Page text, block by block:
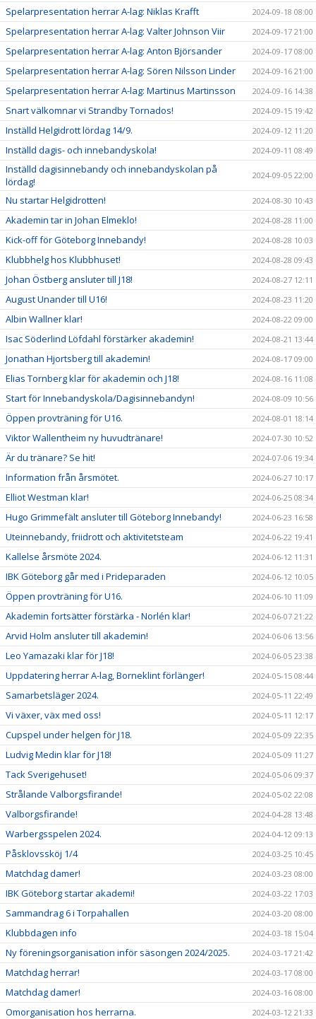
Spelarpresentation herrar A-lag: Niklas Krafft 2024-09-18 08:00
Spelarpresentation herrar A-lag: Valter Johnson Viir 2024-09-17 21:00
Spelarpresentation herrar A-lag: Anton Björsander 2024-09-17 08:00
Spelarpresentation herrar A-lag: Sören Nilsson Linder 2024-09-16 21:00
Spelarpresentation herrar A-lag: Martinus Martinsson 2024-09-16 14:38
Snart välkomnar vi Strandby Tornados! 2024-09-15 19:42
Inställd Helgidrott lördag 14/9. 2024-09-12 11:20
Inställd dagis- och innebandyskola! 2024-09-11 08:49
Inställd dagisinnebandy och innebandyskolan på
lördag!
2024-09-05 22:00
Nu startar Helgidrotten! 2024-08-30 10:43
Akademin tar in Johan Elmeklo! 2024-08-28 11:00
Kick-off för Göteborg Innebandy! 2024-08-28 10:03
Klubbhelg hos Klubbhuset! 2024-08-28 09:43
Johan Östberg ansluter till J18! 2024-08-27 12:11
August Unander till U16! 2024-08-23 11:20
Albin Wallner klar! 2024-08-22 09:00
Isac Söderlind Löfdahl förstärker akademin! 2024-08-21 13:44
Jonathan Hjortsberg till akademin! 2024-08-17 09:00
Elias Tornberg klar för akademin och J18! 2024-08-16 11:08
Start för Innebandyskola/Dagisinnebandyn! 2024-08-09 10:56
Öppen provträning för U16. 2024-08-01 18:14
Viktor Wallentheim ny huvudtränare! 2024-07-30 10:52
Är du tränare? Se hit! 2024-07-06 19:34
Information från årsmötet. 2024-06-27 10:17
Elliot Westman klar! 2024-06-25 08:34
Hugo Grimmefält ansluter till Göteborg Innebandy! 2024-06-23 16:58
Uteinnebandy, friidrott och aktivitetsteam 2024-06-22 19:41
Kallelse årsmöte 2024. 2024-06-12 11:31
IBK Göteborg går med i Prideparaden 2024-06-12 10:05
Öppen provträning för U16. 2024-06-10 11:09
Akademin fortsätter förstärka - Norlén klar! 2024-06-07 21:22
Arvid Holm ansluter till akademin! 2024-06-06 13:56
Leo Yamazaki klar för J18! 2024-06-05 23:38
Uppdatering herrar A-lag, Borneklint förlänger! 2024-05-15 08:44
Samarbetsläger 2024. 2024-05-11 22:49
Vi växer, väx med oss! 2024-05-11 12:17
Cupspel under helgen för J18. 2024-05-09 22:35
Ludvig Medin klar för J18! 2024-05-09 11:27
Tack Sverigehuset! 2024-05-06 09:37
Strålande Valborgsfirande! 2024-05-02 22:08
Valborgsfirande! 2024-04-28 13:48
Warbergsspelen 2024. 2024-04-12 09:13
Påsklovssköj 1/4 2024-03-25 10:45
Matchdag damer! 2024-03-23 08:00
IBK Göteborg startar akademi! 2024-03-22 17:03
Sammandrag 6 i Torpahallen 2024-03-20 08:00
Klubbdagen info 2024-03-18 15:04
Ny föreningsorganisation inför säsongen 2024/2025. 2024-03-17 21:42
Matchdag herrar! 2024-03-17 08:00
Matchdag damer! 2024-03-16 08:00
Omorganisation hos herrarna. 2024-03-12 21:33